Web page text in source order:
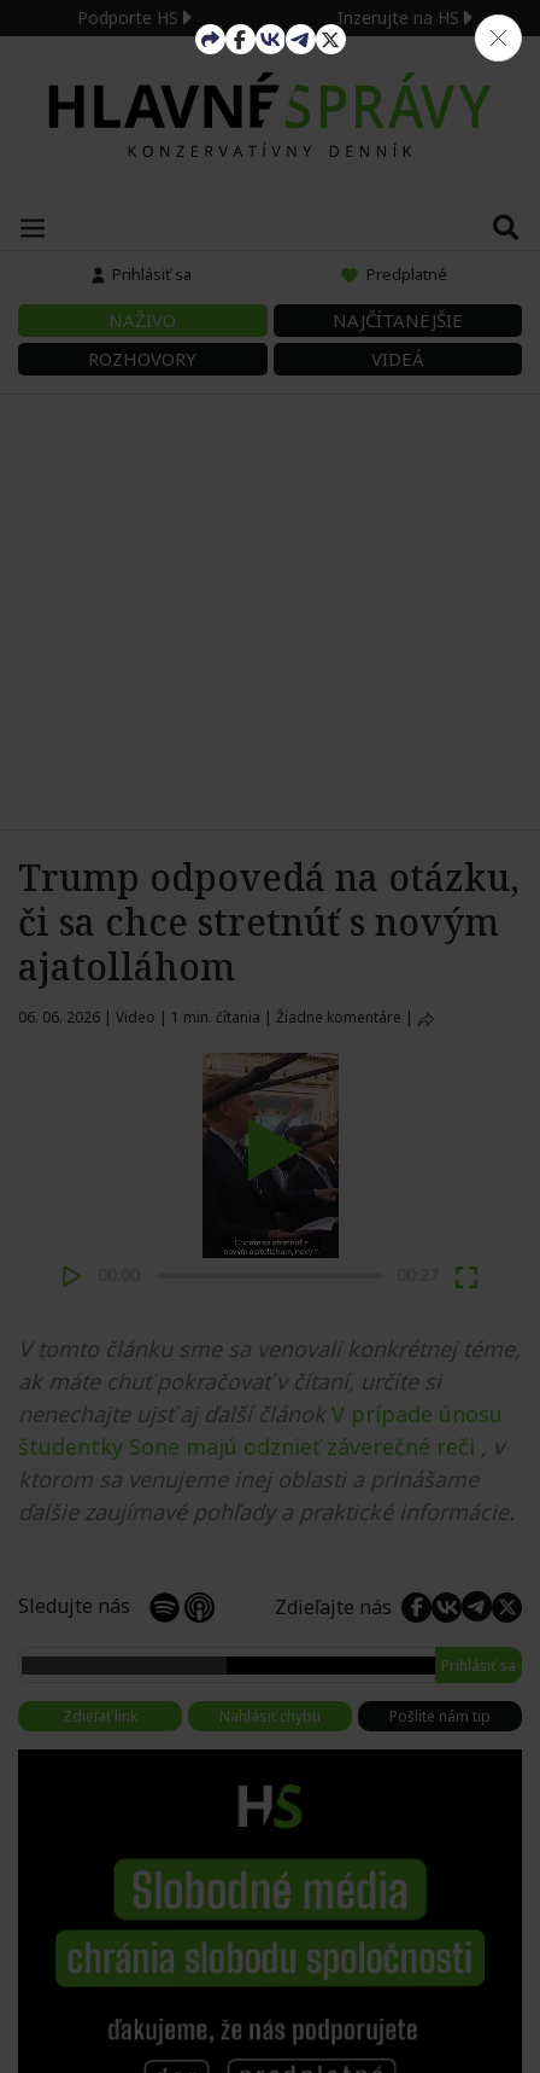
Podporte HS Inzerujte na HS
Prihlásiť sa Predplatné
NAŽIVO
NAJČÍTANEJŠIE
ROZHOVORY
VIDEÁ
Trump odpovedá na otázku,
či sa chce stretnúť s novým
ajatolláhom
06. 06. 2026 | Video | 1 min. čítania | Žiadne komentáre |
Play
V tomto článku sme sa venovali konkrétnej téme,
ak máte chuť pokračovať v čítaní, určite si
nenechajte ujsť aj ďalší článok V prípade únosu
študentky Sone majú odznieť záverečné reči , v
ktorom sa venujeme inej oblasti a prinášame
ďalšie zaujímavé pohľady a praktické informácie.
Sledujte nás Zdieľajte nás
Prihlásiť sa
Zdieľať link Nahlásiť chybu Pošlite nám tip